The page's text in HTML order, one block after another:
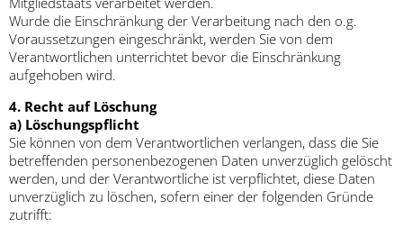
Wurde die Einschränkung der Verarbeitung nach den o.g.
Voraussetzungen eingeschränkt, werden Sie von dem
Verantwortlichen unterrichtet bevor die Einschränkung
aufgehoben wird.
4. Recht auf Löschung
a) Löschungspflicht
Sie können von dem Verantwortlichen verlangen, dass die Sie
betreffenden personenbezogenen Daten unverzüglich gelöscht
werden, und der Verantwortliche ist verpflichtet, diese Daten
unverzüglich zu löschen, sofern einer der folgenden Gründe
zutrifft: